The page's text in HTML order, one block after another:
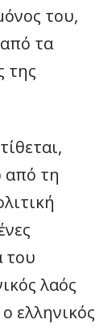
του,
τα
της
από τη
του
λαός
ελληνικός